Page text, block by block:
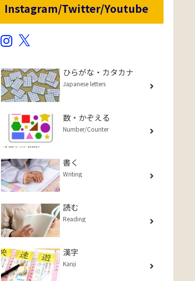
Instagram/Twitter/Youtube
Instagram
X
ひらがな・カタカナ
Japanese letters
数・かぞえる
Number/Counter
書く
Writing
読む
Reading
漢字
Kanji